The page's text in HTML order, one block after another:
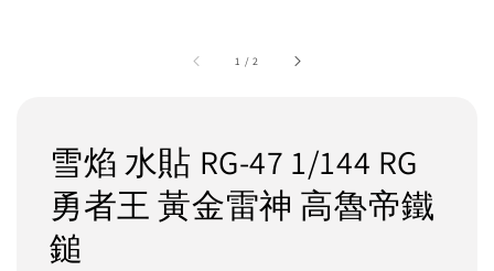
1 /2
雪焰 水貼 RG-47 1/144 RG
勇者王 黃金雷神 高魯帝鐵
鎚